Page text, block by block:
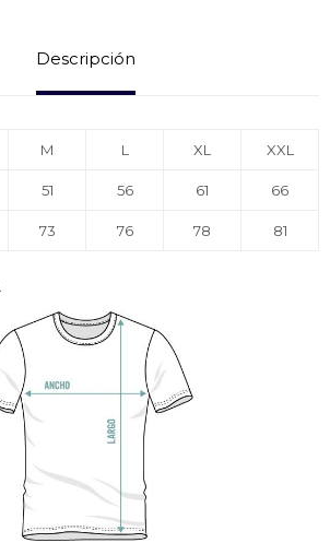
Descripción
M L XL XXL
51 56 61 66
73 76 78 81